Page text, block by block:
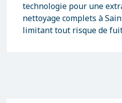
technologie pour une
nettoyage complets à
limitant tout risque de